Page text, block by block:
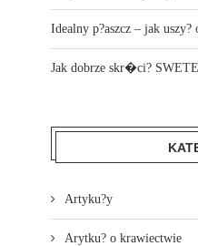
Idealny p?aszcz – jak uszy?
Jak dobrze skr�ci?
Artyku?y
Arytku? o krawiectwie